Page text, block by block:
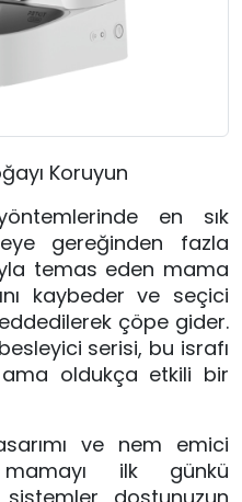
Koruyun
en sık
gereğinden fazla
temas eden mama
kaybeder ve seçici
çöpe gider.
serisi, bu israfı
oldukça etkili bir
ve nem emici
ilk günkü